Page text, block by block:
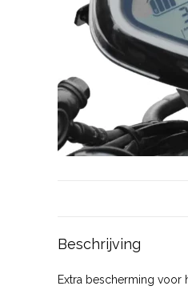
Beschrijving
Extra bescherming voor